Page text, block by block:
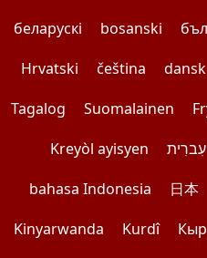
беларускі
bosanski
Hrvatski
čeština dansk
Tagalog
Suomalainen
Kreyòl ayisyen
עִברִית
bahasa Indonesia
日本
Kinyarwanda
Kurdî